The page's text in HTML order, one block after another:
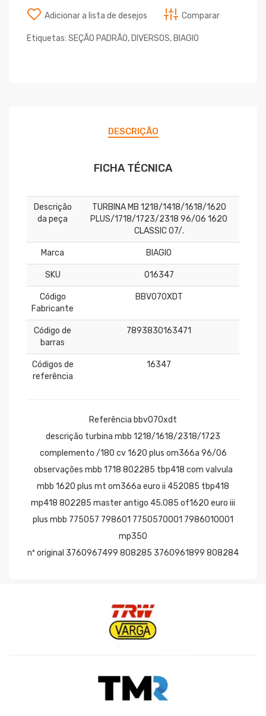
Adicionar a lista de desejos Comparar
Etiquetas: SEÇÃO PADRÃO, DIVERSOS, BIAGIO
DESCRIÇÃO
FICHA TÉCNICA
Descrição
da peça
TURBINA MB 1218/1418/1618/1620
PLUS/1718/1723/2318 96/06 1620
CLASSIC 07/.
Marca BIAGIO
SKU 016347
Código
Fabricante
BBV070XDT
Código de
barras
7893830163471
Códigos de
referência
16347
Referência bbv070xdt
descrição turbina mbb 1218/1618/2318/1723
complemento /180 cv 1620 plus om366a 96/06
observações mbb 1718 802285 tbp418 com valvula
mbb 1620 plus mt om366a euro ii 452085 tbp418
mp418 802285 master antigo 45.085 of1620 euro iii
plus mbb 775057 798601 7750570001 7986010001
mp350
nº original 3760967499 808285 3760961899 808284